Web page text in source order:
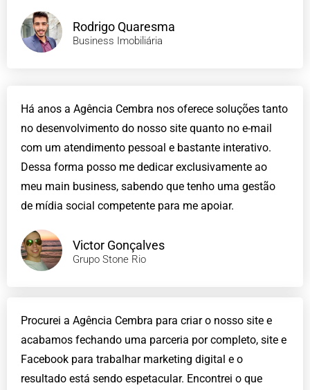
Rodrigo Quaresma
Business Imobiliária
Há anos a Agência Cembra nos oferece soluções tanto
no desenvolvimento do nosso site quanto no e-mail
com um atendimento pessoal e bastante interativo.
Dessa forma posso me dedicar exclusivamente ao
meu main business, sabendo que tenho uma gestão
de mídia social competente para me apoiar.
Victor Gonçalves
Grupo Stone Rio
Procurei a Agência Cembra para criar o nosso site e
acabamos fechando uma parceria por completo, site e
Facebook para trabalhar marketing digital e o
resultado está sendo espetacular. Encontrei o que